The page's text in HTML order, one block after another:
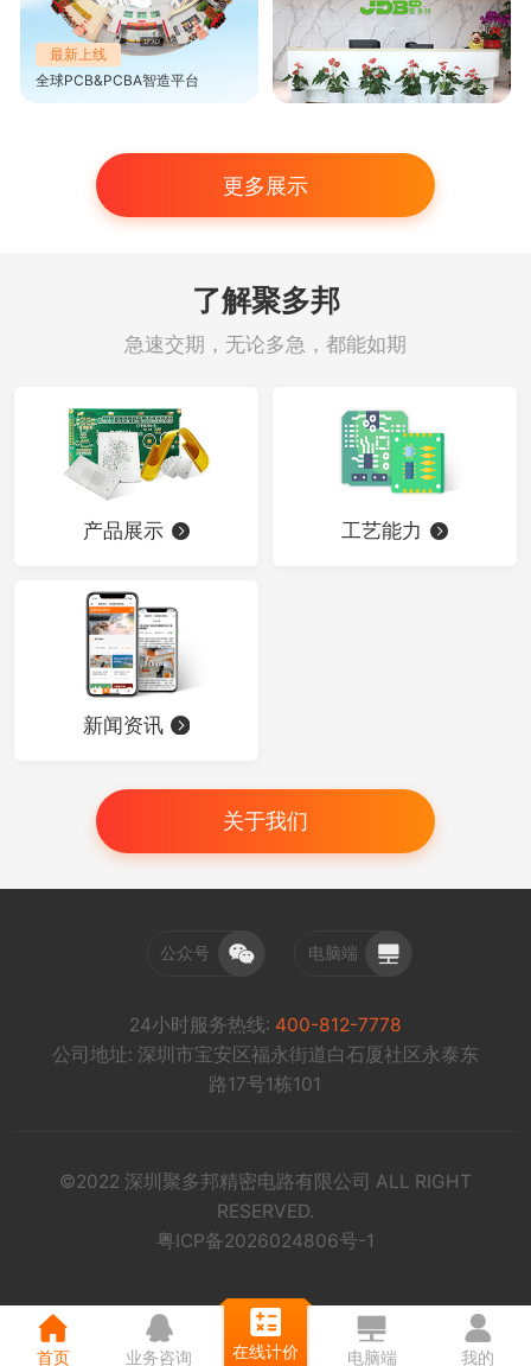
最新上线
全球PCB&PCBA智造平台
更多展示
了解聚多邦
急速交期，无论多急，都能如期
产品展示 工艺能力
新闻资讯
关于我们
公众号 电脑端
24小时服务热线: 400-812-7778
公司地址: 深圳市宝安区福永街道白石厦社区永泰东
路17号1栋101
©2022 深圳聚多邦精密电路有限公司 ALL RIGHT
RESERVED.
粤ICP备2026024806号-1
首页 业务咨询 在线计价 电脑端 我的